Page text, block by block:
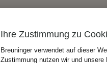
Ihre Zustimmung zu
Breuninger verwendet auf dieser
Zustimmung nutzen wir und